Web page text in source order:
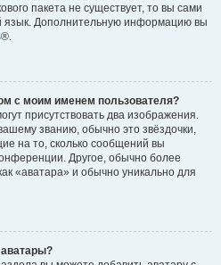
пакета не существует, то вы сами
язык. Дополнительную информацию вы
®.
с моим именем пользователя?
присутствовать два изображения.
званию, обычно это звёздочки,
на то, сколько сообщений вы
Другое, обычно более
«аватара» и обычно уникально для